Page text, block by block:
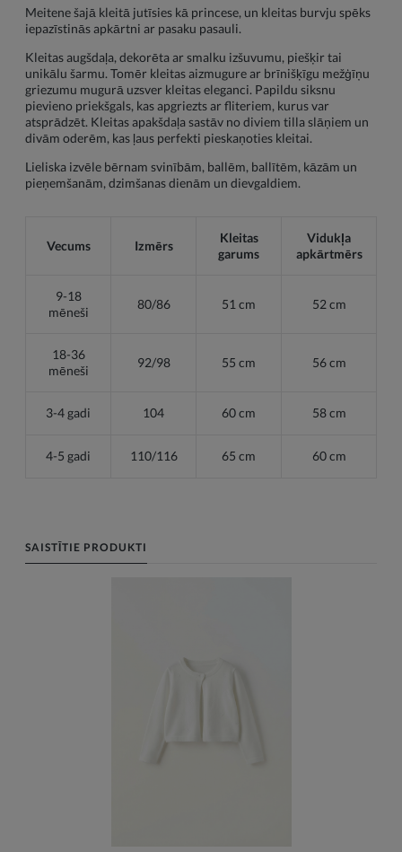
Meitene šajā kleitā jutīsies kā princese, un kleitas burvju spēks
iepazīstinās apkārtni ar pasaku pasauli.
Kleitas augšdaļa, dekorēta ar smalku izšuvumu, piešķir tai
unikālu šarmu. Tomēr kleitas aizmugure ar brīnišķīgu mežģīņu
griezumu mugurā uzsver kleitas eleganci. Papildu siksnu
pievieno priekšgals, kas apgriezts ar fliteriem, kurus var
atsprādzēt. Kleitas apakšdaļa sastāv no diviem tilla slāņiem un
divām oderēm, kas ļaus perfekti pieskaņoties kleitai.
Lieliska izvēle bērnam svinībām, ballēm, ballītēm, kāzām un
pieņemšanām, dzimšanas dienām un dievgaldiem.
Vecums Izmērs
Kleitas
garums
Vidukļa
apkārtmērs
9-18
mēneši
80/86 51 cm 52 cm
18-36
mēneši
92/98 55 cm 56 cm
3-4 gadi 104 60 cm 58 cm
4-5 gadi 110/116 65 cm 60 cm
SAISTĪTIE PRODUKTI